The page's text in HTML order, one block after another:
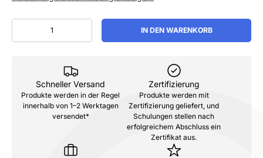
IN DEN WARENKORB
Schneller Versand
Produkte werden in der Regel
innerhalb von 1–2 Werktagen
versendet*
Zertifizierung
Produkte werden mit
Zertifizierung geliefert, und
Schulungen stellen nach
erfolgreichem Abschluss ein
Zertifikat aus.